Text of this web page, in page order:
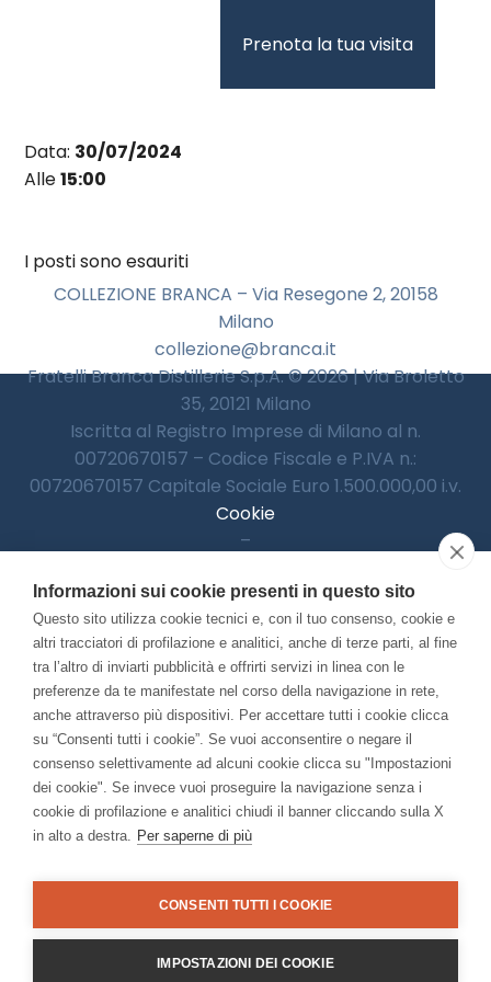
Prenota la tua visita
Data: 30/07/2024
Alle15:00
I posti sono esauriti
COLLEZIONE BRANCA – Via Resegone 2, 20158
Milano
collezione@branca.it
Fratelli Branca Distillerie S.p.A. © 2026 | Via Broletto
35, 20121 Milano
Iscritta al Registro Imprese di Milano al n.
00720670157 – Codice Fiscale e P.IVA n.:
00720670157 Capitale Sociale Euro 1.500.000,00 i.v.
Cookie
–
–
Accessibilitià
Con il contributo di:
Bando “Musei di Impresa 2025”
Informazioni sui cookie presenti in questo sito
Questo sito utilizza cookie tecnici e, con il tuo consenso, cookie e
altri tracciatori di profilazione e analitici, anche di terze parti, al fine
tra l’altro di inviarti pubblicità e offrirti servizi in linea con le
preferenze da te manifestate nel corso della navigazione in rete,
anche attraverso più dispositivi. Per accettare tutti i cookie clicca
su “Consenti tutti i cookie”. Se vuoi acconsentire o negare il
consenso selettivamente ad alcuni cookie clicca su "Impostazioni
dei cookie". Se invece vuoi proseguire la navigazione senza i
cookie di profilazione e analitici chiudi il banner cliccando sulla X
in alto a destra. Per saperne di più
CONSENTI TUTTI I COOKIE
IMPOSTAZIONI DEI COOKIE